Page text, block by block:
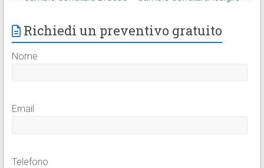
Richiedi un preventivo gratuito
Nome
Email
Telefono